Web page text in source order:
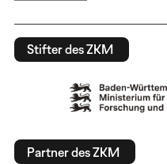
Stifter des ZKM
Partner des ZKM